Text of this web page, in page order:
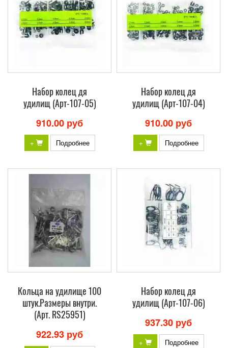
Набор колец дя
удилищ (Арт-107-05)
910.00 руб
+ Подробнее
Набор колец дя
удилищ (Арт-107-04)
910.00 руб
+ Подробнее
Кольца на удилище 100
штук.Размеры внутри.
(Арт. RS25951)
922.93 руб
Набор колец дя
удилищ (Арт-107-06)
937.30 руб
+ Подробнее